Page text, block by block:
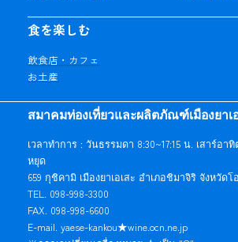
สมาคมท่องเที่ยวและผลิตภัณฑ์เมืองยาเ
เวลาทำการ : วันธรรมดา 8:30~17:15 น. เสาร์อ
หยุด
659 กุชิคามิ เมืองยาเอเสะ อำเภอชิมาจิริ จังหวัด
TEL. 098-998-3300
FAX. 098-998-6600
E-mail. yaese-kankou★wine.ocn.ne.jp
食を楽しむ
飲食店・カフェ
お土産